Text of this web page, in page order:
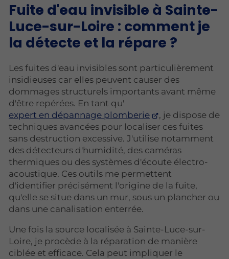
Fuite d'eau invisible à Sainte-
Luce-sur-Loire : comment je
la détecte et la répare ?
Les fuites d'eau invisibles sont particulièrement
insidieuses car elles peuvent causer des
dommages structurels importants avant même
d'être repérées. En tant qu'
expert en dépannage plomberie
, je dispose de
techniques avancées pour localiser ces fuites
sans destruction excessive. J'utilise notamment
des détecteurs d'humidité, des caméras
thermiques ou des systèmes d'écoute électro-
acoustique. Ces outils me permettent
d'identifier précisément l'origine de la fuite,
qu'elle se situe dans un mur, sous un plancher ou
dans une canalisation enterrée.
Une fois la source localisée à Sainte-Luce-sur-
Loire, je procède à la réparation de manière
ciblée et efficace. Cela peut impliquer le